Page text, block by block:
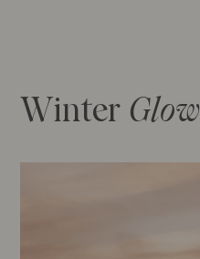
Winter Glow